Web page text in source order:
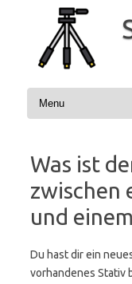
springen
Was ist
zwischen
und
Du hast dir ein
vorhandenes Stativ